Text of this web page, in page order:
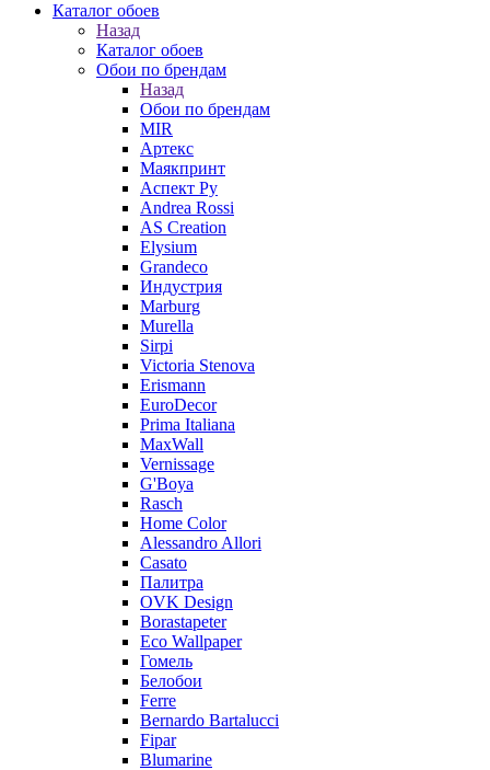
Каталог обоев
Назад
Каталог обоев
Обои по брендам
Назад
Обои по брендам
MIR
Артекс
Маякпринт
Аспект Ру
Andrea Rossi
AS Creation
Elysium
Grandeco
Индустрия
Marburg
Murella
Sirpi
Victoria Stenova
Erismann
EuroDecor
Prima Italiana
MaxWall
Vernissage
G'Boya
Rasch
Home Color
Alessandro Allori
Casato
Палитра
OVK Design
Borastapeter
Eco Wallpaper
Гомель
Белобои
Ferre
Bernardo Bartalucci
Fipar
Blumarine